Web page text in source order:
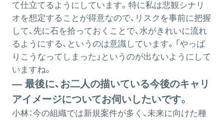
て仕立てるようにしています。特に私は悲観シナリ
オを想定することが得意なので、リスクを事前に把握
して、先に石を拾っておくことで、水がきれいに流れ
るようにする、というのは意識しています。「やっぱ
りこうなってしまった」というのが出ないようにして
いますね。
― 最後に、お二人の描いている今後のキャリ
アイメージについてお伺いしたいです。
小林：今の組織では新規案件が多く、未来に向けた種